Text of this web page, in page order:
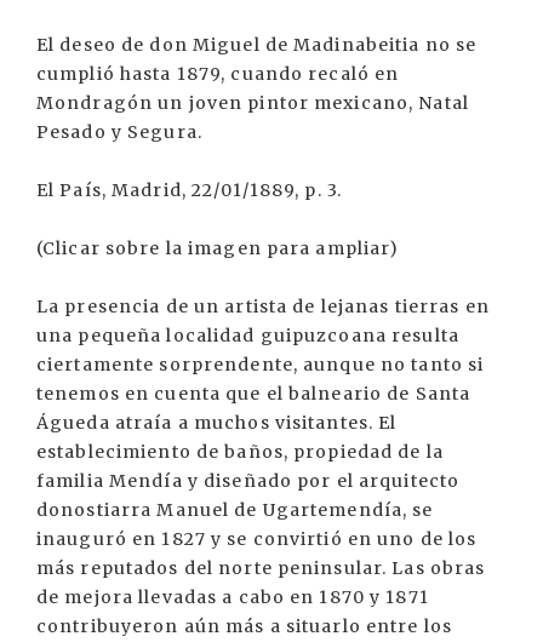
El deseo de don Miguel de Madinabeitia no se
cumplió hasta 1879, cuando recaló en
Mondragón un joven pintor mexicano, Natal
Pesado y Segura.
El País, Madrid, 22/01/1889, p. 3.
(Clicar sobre la imagen para ampliar)
La presencia de un artista de lejanas tierras en
una pequeña localidad guipuzcoana resulta
ciertamente sorprendente, aunque no tanto si
tenemos en cuenta que el balneario de Santa
Águeda atraía a muchos visitantes. El
establecimiento de baños, propiedad de la
familia Mendía y diseñado por el arquitecto
donostiarra Manuel de Ugartemendía, se
inauguró en 1827 y se convirtió en uno de los
más reputados del norte peninsular. Las obras
de mejora llevadas a cabo en 1870 y 1871
contribuyeron aún más a situarlo entre los